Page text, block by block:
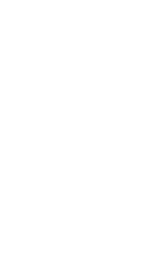
로만 되
이 시작